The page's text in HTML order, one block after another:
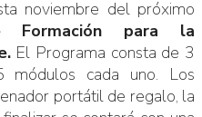
noviembre del próximo
Formación para la
El Programa consta de 3
módulos cada uno. Los
portátil de regalo, la